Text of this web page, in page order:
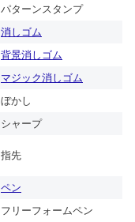
パターンスタンプ
消しゴム
背景消しゴム
マジック消しゴム
ぼかし
シャープ
指先
ペン
フリーフォームペン